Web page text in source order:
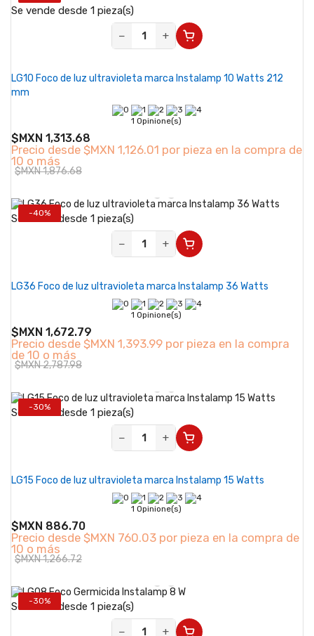
Se vende desde 1 pieza(s)
−
+
LG10 Foco de luz ultravioleta marca Instalamp 10 Watts 212
mm
1 Opinione(s)
$MXN 1,313.68
Precio desde $MXN 1,126.01 por pieza en la compra de
10 o más
$MXN 1,876.68
-40%
Se vende desde 1 pieza(s)
−
+
LG36 Foco de luz ultravioleta marca Instalamp 36 Watts
1 Opinione(s)
$MXN 1,672.79
Precio desde $MXN 1,393.99 por pieza en la compra
de 10 o más
$MXN 2,787.98
-30%
Se vende desde 1 pieza(s)
−
+
LG15 Foco de luz ultravioleta marca Instalamp 15 Watts
1 Opinione(s)
$MXN 886.70
Precio desde $MXN 760.03 por pieza en la compra de
10 o más
$MXN 1,266.72
-30%
Se vende desde 1 pieza(s)
−
+